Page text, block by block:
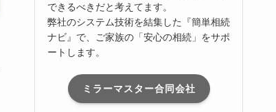
できるべきだと考えてます。
弊社のシステム技術を結集した『簡単相続
ナビ』で、ご家族の「安心の相続」をサポ
ートします。
ミラーマスター合同会社